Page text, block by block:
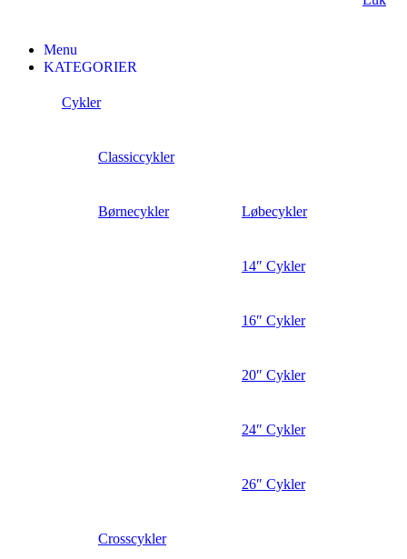
Menu
KATEGORIER
Cykler
Classiccykler
Børnecykler Løbecykler
14″ Cykler
16″ Cykler
20″ Cykler
24″ Cykler
26″ Cykler
Crosscykler